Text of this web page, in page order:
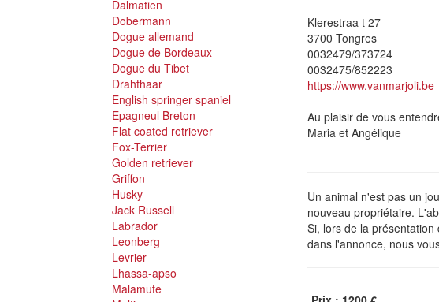
Dalmatien
Dobermann
Dogue allemand
Dogue de Bordeaux
Dogue du Tibet
Drahthaar
English springer spaniel
Epagneul Breton
Flat coated retriever
Fox-Terrier
Golden retriever
Griffon
Husky
Jack Russell
Labrador
Leonberg
Levrier
Lhassa-apso
Malamute
Klerestraa t 27
3700 Tongres
0032479/373724
0032475/852223
https://www.vanmarjoli.be
Au plaisir de vous
Maria et Angélique
Un animal n'est pas un
nouveau propriétaire.
Si, lors de la
dans l'annonce, nous